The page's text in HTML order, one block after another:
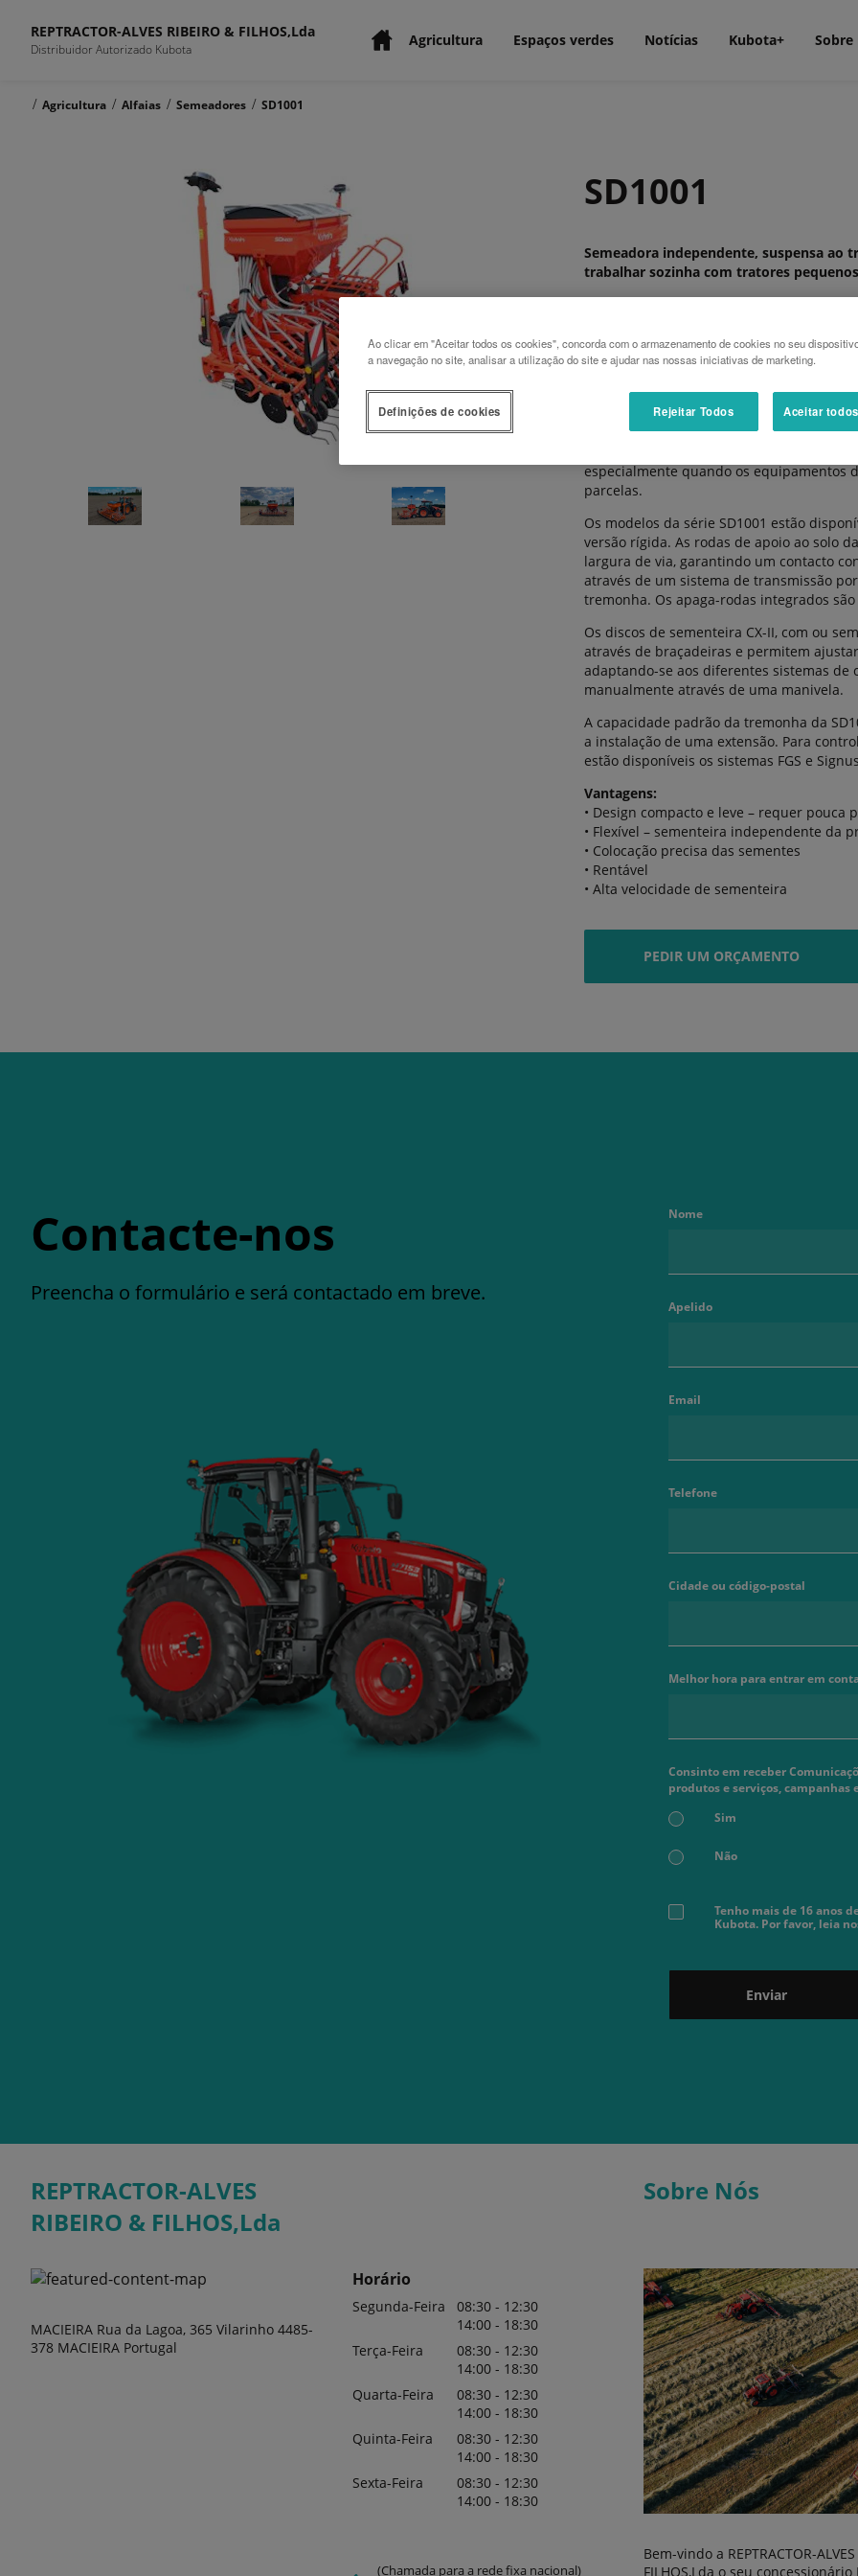
REPTRACTOR-ALVES RIBEIRO & FILHOS,Lda
Distribuidor Autorizado Kubota Agricultura Espaços verdes Notícias Kubota+ Sobre
/ Agricultura / Alfaias / Semeadores / SD1001
SD1001
Semeadora independente, suspensa ao
trabalhar sozinha com tratores
pequena e média dimensão. A SD1001
comprovada da Kubota.
O seu centro de gravidade próximo do
de elevação, permitindo a utilização
de trabalho superiores. Como permite a
especialmente quando os equipamentos
parcelas.
Os modelos da série SD1001 estão
versão rígida. As rodas de apoio ao solo
largura de via, garantindo um contacto
através de um sistema de transmissão
tremonha. Os apaga-rodas integrados
Os discos de sementeira CX-II, com ou
através de braçadeiras e permitem
adaptando-se aos diferentes sistemas de
manualmente através de uma manivela.
A capacidade padrão da tremonha da
a instalação de uma extensão. Para
estão disponíveis os sistemas FGS e
Vantagens:
• Design compacto e leve – requer pouca
• Flexível – sementeira independente da
• Colocação precisa das sementes
• Rentável
• Alta velocidade de sementeira
PEDIR UM ORÇAMENTO
Contacte-nos
Preencha o formulário e será contactado em breve.
Nome
Apelido
Email
Telefone
Cidade ou código-postal
Melhor hora para entrar em
Consinto em receber
produtos e serviços, campanhas
Sim
Não
Tenho mais de 16 anos
Kubota. Por favor, leia
Enviar
REPTRACTOR-ALVES
RIBEIRO & FILHOS,Lda
MACIEIRA Rua da Lagoa, 365 Vilarinho 4485-
378 MACIEIRA Portugal
Horário
Segunda-Feira
08:30 - 12:30
14:00 - 18:30
Terça-Feira
08:30 - 12:30
14:00 - 18:30
Quarta-Feira
08:30 - 12:30
14:00 - 18:30
Quinta-Feira
08:30 - 12:30
14:00 - 18:30
Sexta-Feira
08:30 - 12:30
14:00 - 18:30
(Chamada para a rede fixa nacional)
Sobre Nós
Bem-vindo a REPTRACTOR-
FILHOS,Lda o seu
Ao clicar em "Aceitar todos os cookies", concorda com o armazenamento de cookies no seu
a navegação no site, analisar a utilização do site e ajudar nas nossas iniciativas de marketing.
Rejeitar Todos Aceitar
Definições de cookies